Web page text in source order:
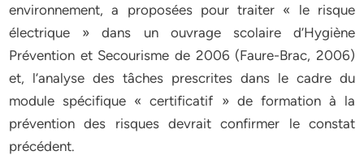
environnement, a proposées pour traiter « le risque
électrique » dans un ouvrage scolaire d’Hygiène
Prévention et Secourisme de 2006 (Faure-Brac, 2006)
et, l’analyse des tâches prescrites dans le cadre du
module spécifique « certificatif » de formation à la
prévention des risques devrait confirmer le constat
précédent.